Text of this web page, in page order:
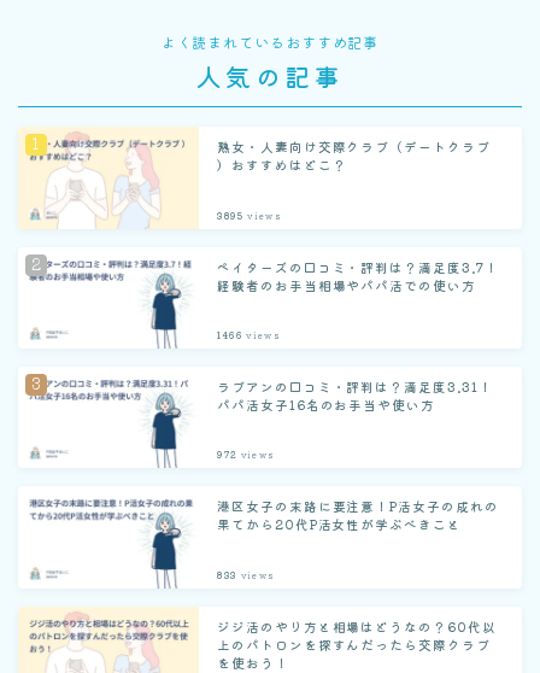
よく読まれているおすすめ記事
人気の記事
熟女・人妻向け交際クラブ（デートクラブ
）おすすめはどこ？
3895 views
ペイターズの口コミ・評判は？満足度3.7！
経験者のお手当相場やパパ活での使い方
1466 views
ラブアンの口コミ・評判は？満足度3.31！
パパ活女子16名のお手当や使い方
972 views
港区女子の末路に要注意！P活女子の成れの
果てから20代P活女性が学ぶべきこと
833 views
ジジ活のやり方と相場はどうなの？60代以
上のパトロンを探すんだったら交際クラブ
を使おう！